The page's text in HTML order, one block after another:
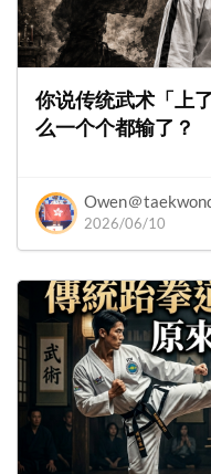
你说传统武术「上
么一个个都输了？
Owen＠
2026/06/10